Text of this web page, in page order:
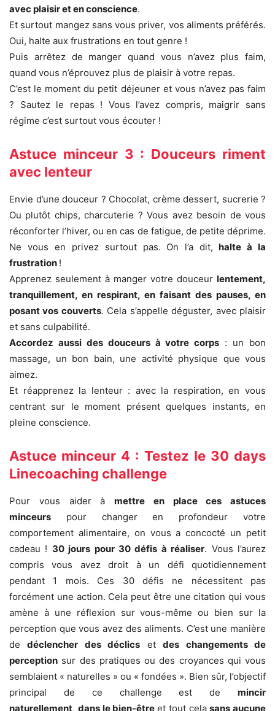
avec plaisir et en conscience.
Et surtout mangez sans vous priver, vos aliments préférés.
Oui, halte aux frustrations en tout genre !
Puis arrêtez de manger quand vous n’avez plus faim,
quand vous n’éprouvez plus de plaisir à votre repas.
C’est le moment du petit déjeuner et vous n’avez pas faim
? Sautez le repas ! Vous l’avez compris, maigrir sans
régime c’est surtout vous écouter !
Astuce minceur 3 : Douceurs riment
avec lenteur
Envie d’une douceur ? Chocolat, crème dessert, sucrerie ?
Ou plutôt chips, charcuterie ? Vous avez besoin de vous
réconforter l’hiver, ou en cas de fatigue, de petite déprime.
Ne vous en privez surtout pas. On l’a dit, halte à la
frustration !
Apprenez seulement à manger votre douceur lentement,
tranquillement, en respirant, en faisant des pauses, en
posant vos couverts. Cela s’appelle déguster, avec plaisir
et sans culpabilité.
Accordez aussi des douceurs à votre corps : un bon
massage, un bon bain, une activité physique que vous
aimez.
Et réapprenez la lenteur : avec la respiration, en vous
centrant sur le moment présent quelques instants, en
pleine conscience.
Astuce minceur 4 : Testez le 30 days
Linecoaching challenge
Pour vous aider à mettre en place ces astuces
minceurs pour changer en profondeur votre
comportement alimentaire, on vous a concocté un petit
cadeau ! 30 jours pour 30 défis à réaliser. Vous l’aurez
compris vous avez droit à un défi quotidiennement
pendant 1 mois. Ces 30 défis ne nécessitent pas
forcément une action. Cela peut être une citation qui vous
amène à une réflexion sur vous-même ou bien sur la
perception que vous avez des aliments. C’est une manière
dedéclencher des déclics etdes changements de
perception sur des pratiques ou des croyances qui vous
semblaient « naturelles » ou « fondées ». Bien sûr, l’objectif
principal de ce challenge est de mincir
naturellement, dans le bien-être et tout celasans aucune